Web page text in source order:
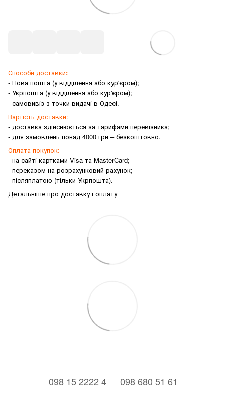
Способи доставки:
- Нова пошта (у відділення або кур'єром);
- Укрпошта (у відділення або кур'єром);
- самовивіз з точки видачі в Одесі.
Вартість доставки:
- доставка здійснюється за тарифами перевізника;
- для замовлень понад 4000 грн – безкоштовно.
Оплата покупок:
- на сайті картками Visa та MasterCard;
- переказом на розрахунковий рахунок;
- післяплатою (тільки Укрпошта).
Детальніше про доставку і оплату
⠀098 15 2222 4 ⠀098 680 51 61